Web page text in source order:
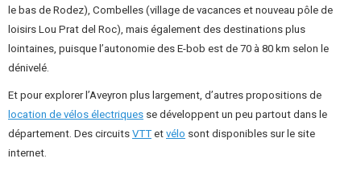
le bas de Rodez), Combelles (village de vacances et nouveau pôle de
loisirs Lou Prat del Roc), mais également des destinations plus
lointaines, puisque l’autonomie des E-bob est de 70 à 80 km selon le
dénivelé.
Et pour explorer l’Aveyron plus largement, d’autres propositions de
location de vélos électriques se développent un peu partout dans le
département. Des circuits VTT et vélo sont disponibles sur le site
internet.